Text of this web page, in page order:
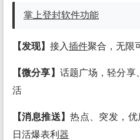
掌上登封软件功能
【发现】 接入插件聚合，无限
【微分享】 话题广场，轻分享
活
【消息推送】热点、突发，
日活爆表利 器